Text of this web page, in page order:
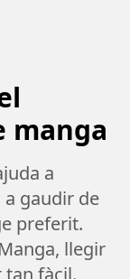
manga
a
gaudir de
preferit.
llegir